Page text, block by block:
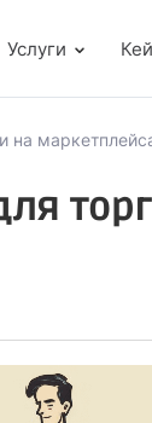
Услуги
на